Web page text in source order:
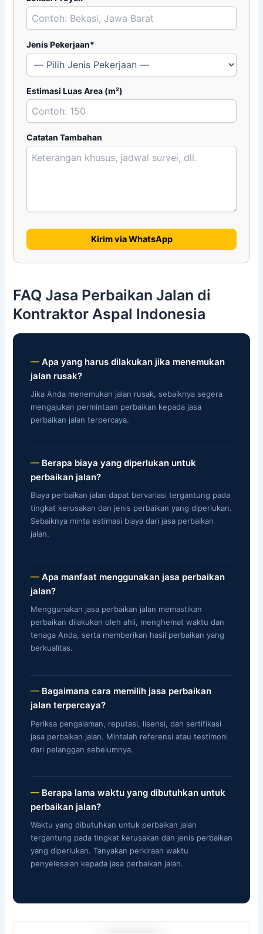
Jenis Pekerjaan*
Estimasi Luas Area (m²)
Catatan Tambahan
Kirim via WhatsApp
FAQ Jasa Perbaikan Jalan di
Kontraktor Aspal Indonesia
Apa yang harus dilakukan jika menemukan
jalan rusak?
Jika Anda menemukan jalan rusak, sebaiknya segera
mengajukan permintaan perbaikan kepada jasa
perbaikan jalan terpercaya.
Berapa biaya yang diperlukan untuk
perbaikan jalan?
Biaya perbaikan jalan dapat bervariasi tergantung pada
tingkat kerusakan dan jenis perbaikan yang diperlukan.
Sebaiknya minta estimasi biaya dari jasa perbaikan
jalan.
Apa manfaat menggunakan jasa perbaikan
jalan?
Menggunakan jasa perbaikan jalan memastikan
perbaikan dilakukan oleh ahli, menghemat waktu dan
tenaga Anda, serta memberikan hasil perbaikan yang
berkualitas.
Bagaimana cara memilih jasa perbaikan
jalan terpercaya?
Periksa pengalaman, reputasi, lisensi, dan sertifikasi
jasa perbaikan jalan. Mintalah referensi atau testimoni
dari pelanggan sebelumnya.
Berapa lama waktu yang dibutuhkan untuk
perbaikan jalan?
Waktu yang dibutuhkan untuk perbaikan jalan
tergantung pada tingkat kerusakan dan jenis perbaikan
yang diperlukan. Tanyakan perkiraan waktu
penyelesaian kepada jasa perbaikan jalan.